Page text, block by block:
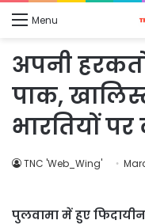
Menu
अपनी
पाक,
भारतियों
TNC 'Web_Wing'
पुलवामा में हुए